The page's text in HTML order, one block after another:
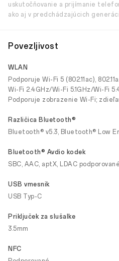
uskutočňovanie a prijímanie
ako aj v predchádzajúcich
Povezljivost
WLAN
Podporuje Wi-Fi 5 (802.11ac),
Wi-Fi 2.4GHz/Wi-Fi 5.1GHz/Wi-Fi
Podporuje zobrazenie Wi-Fi;
Različica Bluetooth®
Bluetooth® v5.3, Bluetooth® Low
Bluetooth® Avdio kodek
SBC, AAC, aptX, LDAC podporované
USB vmesnik
USB Typ-C
Priključek za slušalke
3.5mm
NFC